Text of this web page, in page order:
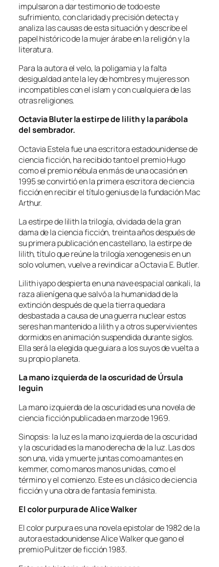
impulsaron a dar testimonio de todo este
sufrimiento, con claridad y precisión detecta y
analiza las causas de esta situación y describe el
papel histórico de la mujer árabe en la religión y la
literatura.
Para la autora el velo, la poligamia y la falta
desigualdad ante la ley de hombres y mujeres son
incompatibles con el islam y con cualquiera de las
otras religiones.
Octavia Bluter la estirpe de lilith y la parábola
del sembrador.
Octavia Estela fue una escritora estadounidense de
ciencia ficción, ha recibido tanto el premio Hugo
como el premio nébula en más de una ocasión en
1995 se convirtió en la primera escritora de ciencia
ficción en recibir el título genius de la fundación Mac
Arthur.
La estirpe de lilith la trilogía, olvidada de la gran
dama de la ciencia ficción, treinta años después de
su primera publicación en castellano, la estirpe de
lilith, título que reúne la trilogía xenogenesis en un
solo volumen, vuelve a revindicar a Octavia E. Butler.
Lilith iyapo despierta en una nave espacial oankali, la
raza alienígena que salvó a la humanidad de la
extinción después de que la tierra quedara
desbastada a causa de una guerra nuclear estos
seres han mantenido a lilith y a otros supervivientes
dormidos en animación suspendida durante siglos.
Ella será la elegida que guiara a los suyos de vuelta a
su propio planeta.
La mano izquierda de la oscuridad de Úrsula
leguin
La mano izquierda de la oscuridad es una novela de
ciencia ficción publicada en marzo de 1969.
Sinopsis: la luz es la mano izquierda de la oscuridad
y la oscuridad es la mano derecha de la luz. Las dos
son una, vida y muerte juntas como amantes en
kemmer, como manos manos unidas, como el
término y el comienzo. Este es un clásico de ciencia
ficción y una obra de fantasía feminista.
El color purpura de Alice Walker
El color purpura es una novela epistolar de 1982 de la
autora estadounidense Alice Walker que gano el
premio Pulitzer de ficción 1983.